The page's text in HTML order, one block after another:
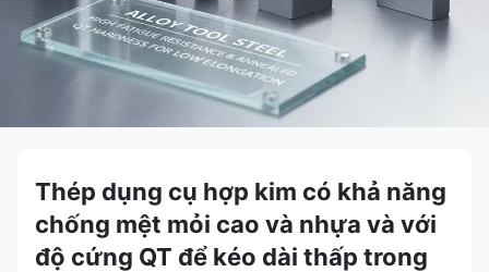
Thép dụng cụ hợp kim có khả năng
chống mệt mỏi cao và nhựa và với
độ cứng QT để kéo dài thấp trong